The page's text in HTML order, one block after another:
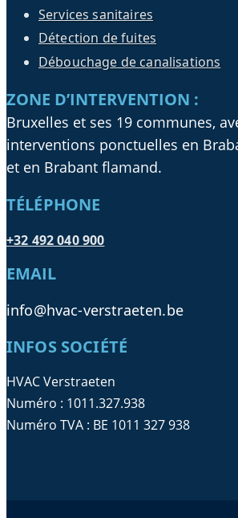
Services sanitaires
Détection de fuites
Débouchage de canalisations
ZONE D’INTERVENTION :
Bruxelles et ses 19 communes,
interventions ponctuelles en
et en Brabant flamand.
TÉLÉPHONE
+32 492 040 900
EMAIL
info@hvac-verstraeten.be
INFOS SOCIÉTÉ
HVAC Verstraeten
Numéro : 1011.327.938
Numéro TVA : BE 1011 327 938